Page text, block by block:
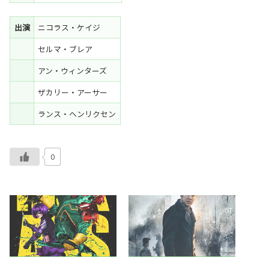
出演
ニコラス・ケイジ
セルマ・ブレア
アン・ウィンターズ
ザカリー・アーサー
ランス・ヘンリクセン
0